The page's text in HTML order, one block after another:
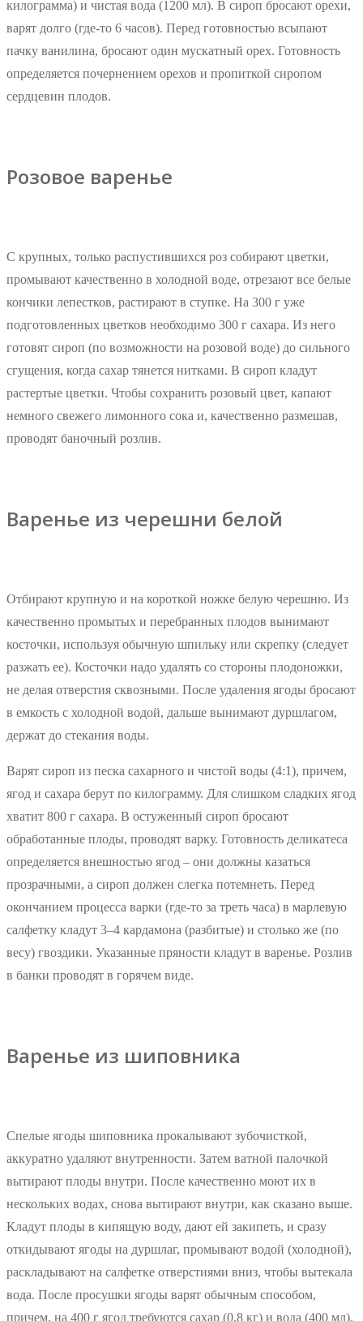
килограмма) и чистая вода (1200 мл). В сироп бросают орехи,
варят долго (где-то 6 часов). Перед готовностью всыпают
пачку ванилина, бросают один мускатный орех. Готовность
определяется почернением орехов и пропиткой сиропом
сердцевин плодов.
Розовое варенье
С крупных, только распустившихся роз собирают цветки,
промывают качественно в холодной воде, отрезают все белые
кончики лепестков, растирают в ступке. На 300 г уже
подготовленных цветков необходимо 300 г сахара. Из него
готовят сироп (по возможности на розовой воде) до сильного
сгущения, когда сахар тянется нитками. В сироп кладут
растертые цветки. Чтобы сохранить розовый цвет, капают
немного свежего лимонного сока и, качественно размешав,
проводят баночный розлив.
Варенье из черешни белой
Отбирают крупную и на короткой ножке белую черешню. Из
качественно промытых и перебранных плодов вынимают
косточки, используя обычную шпильку или скрепку (следует
разжать ее). Косточки надо удалять со стороны плодоножки,
не делая отверстия сквозными. После удаления ягоды бросают
в емкость с холодной водой, дальше вынимают дуршлагом,
держат до стекания воды.
Варят сироп из песка сахарного и чистой воды (4:1), причем,
ягод и сахара берут по килограмму. Для слишком сладких ягод
хватит 800 г сахара. В остуженный сироп бросают
обработанные плоды, проводят варку. Готовность деликатеса
определяется внешностью ягод – они должны казаться
прозрачными, а сироп должен слегка потемнеть. Перед
окончанием процесса варки (где-то за треть часа) в марлевую
салфетку кладут 3–4 кардамона (разбитые) и столько же (по
весу) гвоздики. Указанные пряности кладут в варенье. Розлив
в банки проводят в горячем виде.
Варенье из шиповника
Спелые ягоды шиповника прокалывают зубочисткой,
аккуратно удаляют внутренности. Затем ватной палочкой
вытирают плоды внутри. После качественно моют их в
нескольких водах, снова вытирают внутри, как сказано выше.
Кладут плоды в кипящую воду, дают ей закипеть, и сразу
откидывают ягоды на дуршлаг, промывают водой (холодной),
раскладывают на салфетке отверстиями вниз, чтобы вытекала
вода. После просушки ягоды варят обычным способом,
причем, на 400 г ягод требуются сахар (0,8 кг) и вода (400 мл).